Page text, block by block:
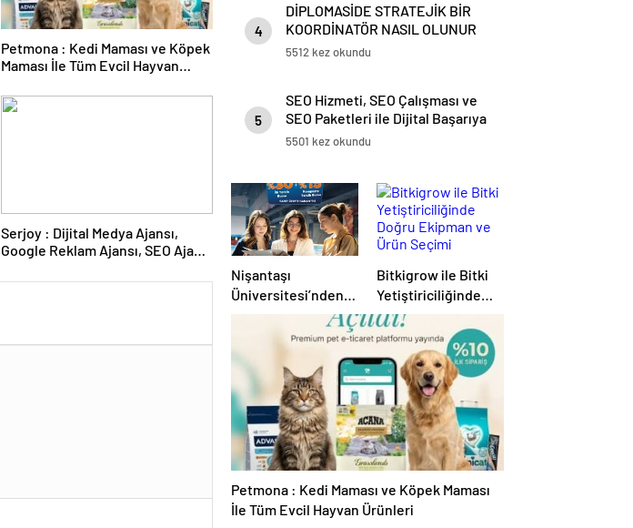
Petmona : Kedi Maması ve Köpek
Maması İle Tüm Evcil Hayvan
Serjoy : Dijital Medya Ajansı,
Google Reklam Ajansı, SEO Ajansı
4
DİPLOMASİDE STRATEJİK BİR
KOORDİNATÖR NASIL OLUNUR
5512 kez okundu
5
SEO Hizmeti, SEO Çalışması ve
SEO Paketleri ile Dijital Başarıya
Giden Yol
5501 kez okundu
Nişantaşı
Üniversitesi’nden
2026 YKS
Adaylarına Çifte
Güvence: Sabit
Ücret ve Kesintisiz
Burs
Bitkigrow ile Bitki
Yetiştiriciliğinde
Doğru Ekipman ve
Ürün Seçimi
Petmona : Kedi Maması ve Köpek Maması
İle Tüm Evcil Hayvan Ürünleri